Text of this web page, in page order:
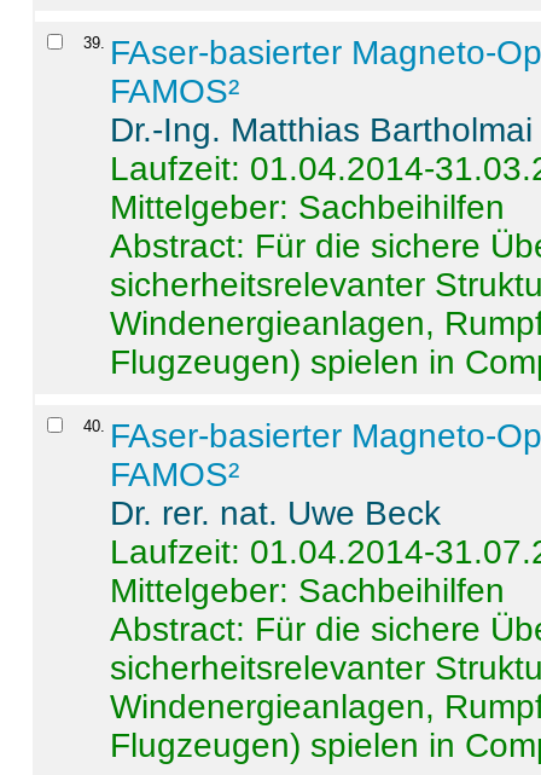
39. FAser-basierter Magneto-
FAMOS²
Dr.-Ing. Matthias Bartholmai
Laufzeit: 01.04.2014-
Mittelgeber: Sachbeihilfen
Abstract: Für die sichere
sicherheitsrelevanter
Windenergieanlagen,
Flugzeugen) spielen in
40. FAser-basierter Magneto-
FAMOS²
Dr. rer. nat. Uwe Beck
Laufzeit: 01.04.2014-
Mittelgeber: Sachbeihilfen
Abstract: Für die sichere
sicherheitsrelevanter
Windenergieanlagen,
Flugzeugen) spielen in